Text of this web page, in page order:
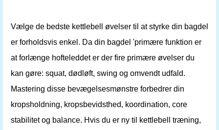
Vælge de bedste kettlebell øvelser til at styrke din bagdel
er forholdsvis enkel. Da din bagdel 'primære funktion er
at forlænge hofteleddet er der fire primære øvelser du
kan gøre: squat, dødløft, swing og omvendt udfald.
Mastering disse bevægelsesmønstre forbedrer din
kropsholdning, kropsbevidsthed, koordination, core
stabilitet og balance. Hvis du er ny til kettlebell træning,